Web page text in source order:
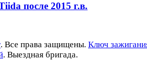
после 2015 г.в.
. Все права защищены. Ключ
. Выездная бригада.